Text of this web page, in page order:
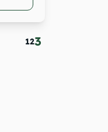
123